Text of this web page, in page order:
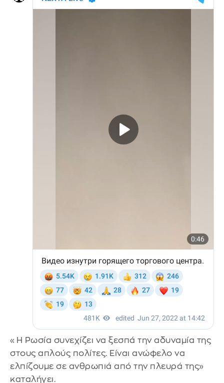
«Η Ρωσία συνεχίζει να ξεσπά την αδυναμία της
στους απλούς πολίτες. Είναι ανώφελο να
ελπίζουμε σε ανθρωπιά από την πλευρά της»
καταλήγει.